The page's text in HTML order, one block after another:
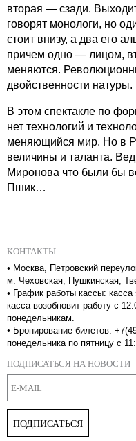
вторая — сзади.
говорят монологи, но
стоит внизу, а два его
причем одно — лицом,
меняются.
двойственности натуры.
В этом спектакле по
нет технологий и
меняющийся мир. Но в
величины и таланта.
Миронова что были бы
Пшик…
КОНТАКТЫ
• Москва, Петровский
м. Чеховская, Пушкинская,
• График работы кассы:
касса возобновит работу с
понедельникам.
• Бронирование билетов:
понедельника по пятницу с
ПОДПИСАТЬСЯ НА НОВОСТИ
ПОДПИСАТЬСЯ